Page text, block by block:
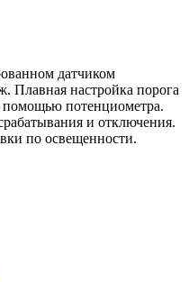
датчиком
Плавная настройка порога
помощью потенциометра.
и отключения.
по освещенности.